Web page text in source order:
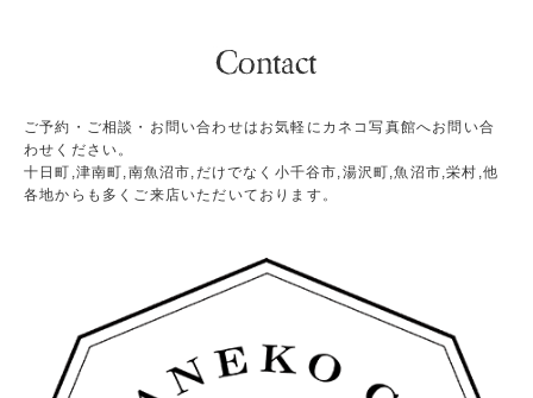
ご予約・ご相談・お問い合わせはお気軽にカネコ写真館へお問い合
わせください。
十日町,津南町,南魚沼市,だけでなく小千谷市,湯沢町,魚沼市,栄村,他
各地からも多くご来店いただいております。